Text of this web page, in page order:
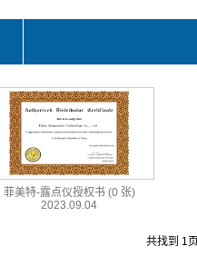
菲美特-露点仪授权书 (0 张)
2023.09.04
共找到 1